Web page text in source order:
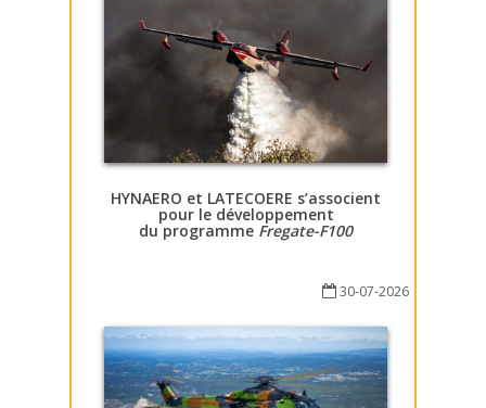
HYNAERO et LATECOERE s’associent
pour le développement
du programme Fregate-F100
30-07-2026